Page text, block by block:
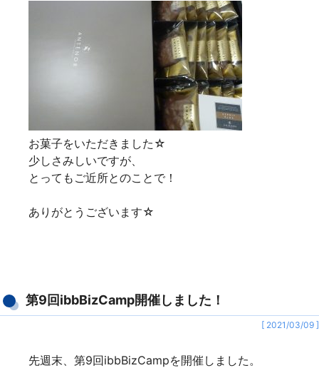
お菓子をいただきました☆
少しさみしいですが、
とってもご近所とのことで！
ありがとうございます☆
第9回ibbBizCamp開催しました！
[ 2021/03/09 ]
先週末、第9回ibbBizCampを開催しました。